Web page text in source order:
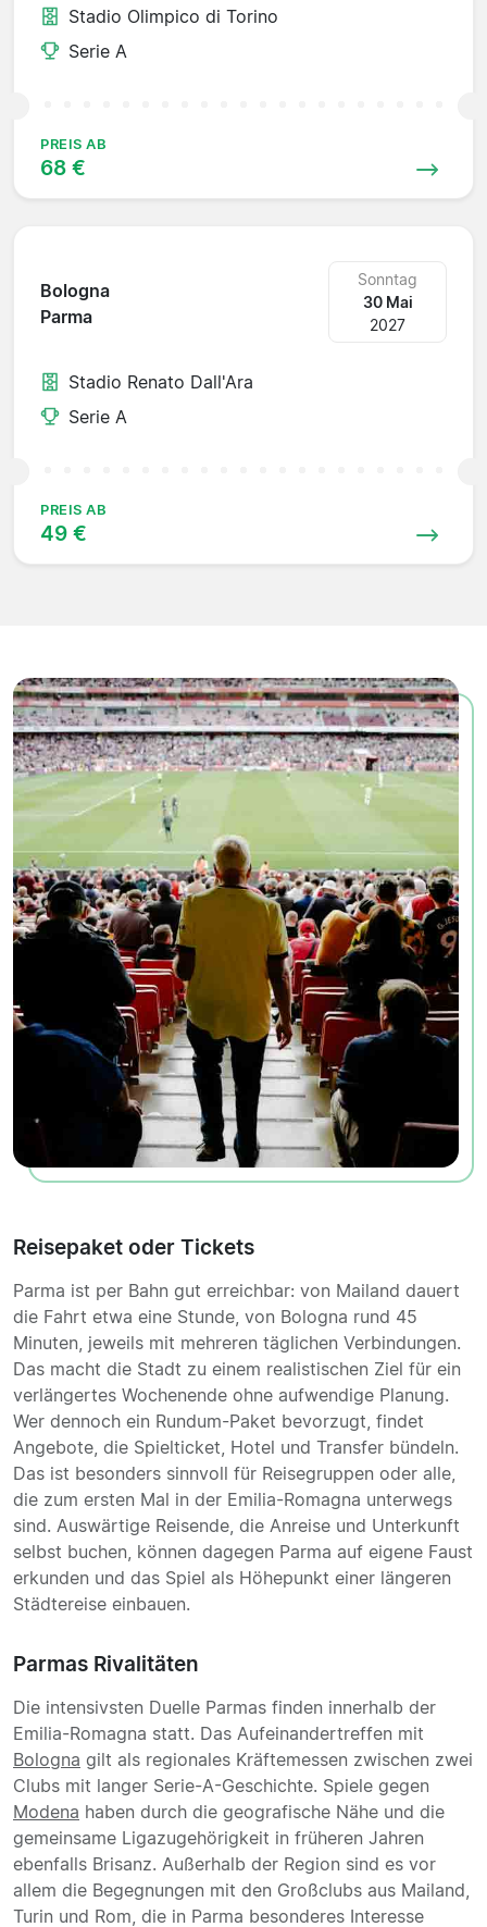
Stadio Olimpico di Torino
Serie A
PREIS AB
68 €
Bologna
Parma
Sonntag
30 Mai
2027
Stadio Renato Dall'Ara
Serie A
PREIS AB
49 €
Reisepaket oder Tickets
Parma ist per Bahn gut erreichbar: von Mailand dauert
die Fahrt etwa eine Stunde, von Bologna rund 45
Minuten, jeweils mit mehreren täglichen Verbindungen.
Das macht die Stadt zu einem realistischen Ziel für ein
verlängertes Wochenende ohne aufwendige Planung.
Wer dennoch ein Rundum-Paket bevorzugt, findet
Angebote, die Spielticket, Hotel und Transfer bündeln.
Das ist besonders sinnvoll für Reisegruppen oder alle,
die zum ersten Mal in der Emilia-Romagna unterwegs
sind. Auswärtige Reisende, die Anreise und Unterkunft
selbst buchen, können dagegen Parma auf eigene Faust
erkunden und das Spiel als Höhepunkt einer längeren
Städtereise einbauen.
Parmas Rivalitäten
Die intensivsten Duelle Parmas finden innerhalb der
Emilia-Romagna statt. Das Aufeinandertreffen mit
Bologna gilt als regionales Kräftemessen zwischen zwei
Clubs mit langer Serie-A-Geschichte. Spiele gegen
Modena haben durch die geografische Nähe und die
gemeinsame Ligazugehörigkeit in früheren Jahren
ebenfalls Brisanz. Außerhalb der Region sind es vor
allem die Begegnungen mit den Großclubs aus Mailand,
Turin und Rom, die in Parma besonderes Interesse